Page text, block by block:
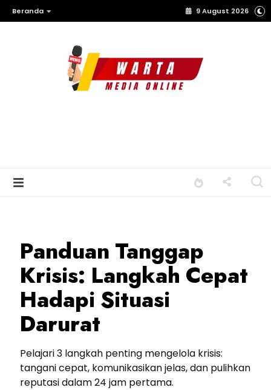
Beranda 9 August 2026
Panduan Tanggap
Krisis: Langkah Cepat
Hadapi Situasi
Darurat
Pelajari 3 langkah penting mengelola krisis:
tangani cepat, komunikasikan jelas, dan pulihkan
reputasi dalam 24 jam pertama.